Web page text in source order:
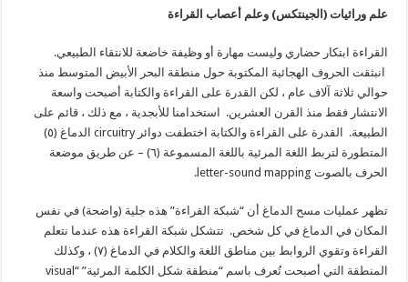
علم وراثيات (الجينتكس) وعلم أعصاب القراءة
القراءة ابتكار حضاري وليست مهارة أو وظيفة خاضعة للانتقاء الطبيعي.
انبثقت الحروف الهجائية المكتوبة حول منطقة البحر الأبيض المتوسط ​​منذ
حوالي ثلاثة آلاف عام ، لكن القدرة على القراءة والكتابة أصبحت واسعة
الانتشار فقط منذ القرن العشرين. استخدامنا للأبجدية ، مع ذلك ، قائم على
الطبيعة. القدرة على القراءة والكتابة اختطفت دوائر circuitry الدماغ (٥)
المتطورة لتربط اللغة المرئية باللغة المسموعة (٦) – عن طريق موضعة
الحرف بالصوت letter-sound mapping.
تظهر عمليات مسح الدماغ أن “شبكة القراءة” هذه جلية (واضحة) في نفس
المكان في الدماغ في كل شخص. تتشكل شبكة القراءة هذه عندما نتعلم
القراءة وتقوي الروابط بين مناطق اللغة والكلام في الدماغ (٧) ، وكذلك
المنطقة التي أصبحت تُعرف باسم “منطقة شكل الكلمة المرئية” “visual